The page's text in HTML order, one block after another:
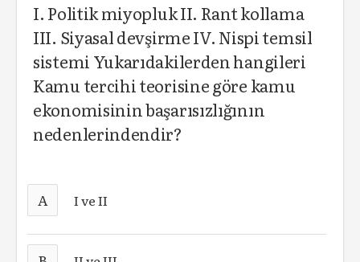
I. Politik miyopluk II. Rant kollama
III. Siyasal devşirme IV. Nispi temsil
sistemi Yukarıdakilerden hangileri
Kamu tercihi teorisine göre kamu
ekonomisinin başarısızlığının
nedenlerindendir?
A I ve II